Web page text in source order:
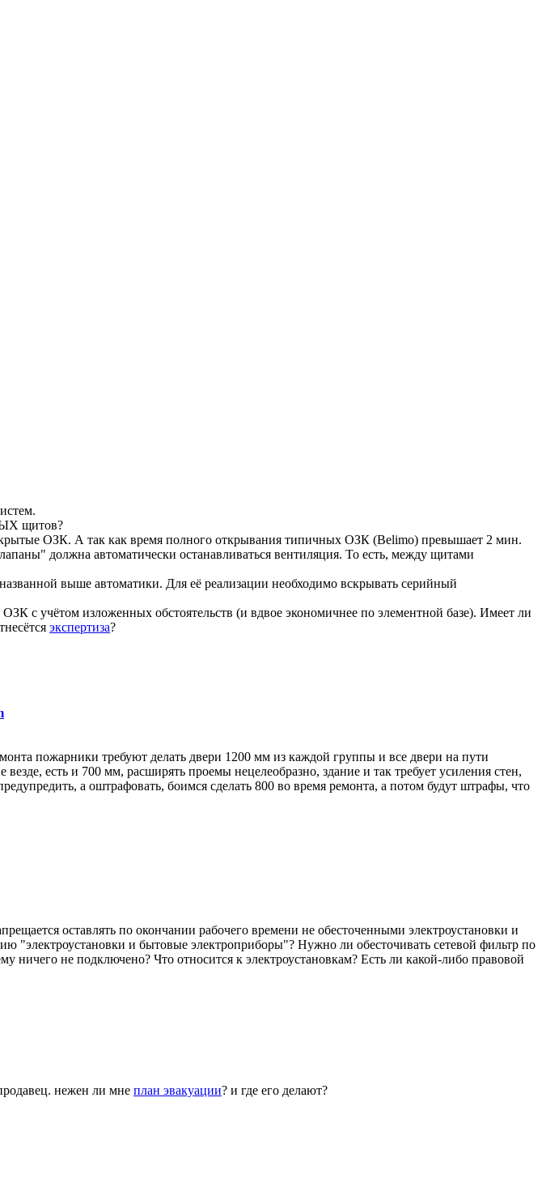
щитов?
ОЗК. А так как время полного открывания типичных ОЗК (Belimo) превышает 2 мин.
должна автоматически останавливаться вентиляция. То есть, между щитами
выше автоматики. Для её реализации необходимо вскрывать серийный
с учётом изложенных обстоятельств (и вдвое экономичнее по элементной базе). Имеет ли
экспертиза?
пожарники требуют делать двери 1200 мм из каждой группы и все двери на пути
есть и 700 мм, расширять проемы нецелеобразно, здание и так требует усиления стен,
а оштрафовать, боимся сделать 800 во время ремонта, а потом будут штрафы, что
оставлять по окончании рабочего времени не обесточенными электроустановки и
"электроустановки и бытовые электроприборы"? Нужно ли обесточивать сетевой фильтр по
не подключено? Что относится к электроустановкам? Есть ли какой-либо правовой
нежен ли мне план эвакуации? и где его делают?